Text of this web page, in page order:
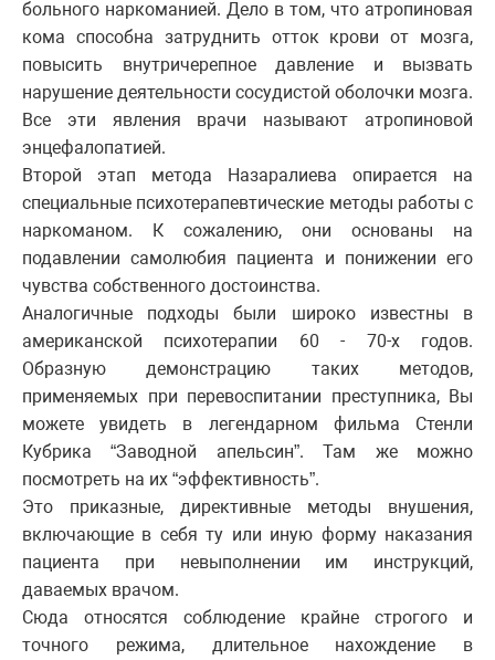
больного наркоманией. Дело в том, что атропиновая
кома способна затруднить отток крови от мозга,
повысить внутричерепное давление и вызвать
нарушение деятельности сосудистой оболочки мозга.
Все эти явления врачи называют атропиновой
энцефалопатией.
Второй этап метода Назаралиева опирается на
специальные психотерапевтические методы работы с
наркоманом. К сожалению, они основаны на
подавлении самолюбия пациента и понижении его
чувства собственного достоинства.
Аналогичные подходы были широко известны в
американской психотерапии 60 - 70-х годов.
Образную демонстрацию таких методов,
применяемых при перевоспитании преступника, Вы
можете увидеть в легендарном фильма Стенли
Кубрика “Заводной апельсин”. Там же можно
посмотреть на их “эффективность”.
Это приказные, директивные методы внушения,
включающие в себя ту или иную форму наказания
пациента при невыполнении им инструкций,
даваемых врачом.
Сюда относятся соблюдение крайне строгого и
точного режима, длительное нахождение в